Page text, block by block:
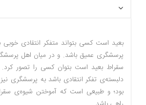
بعید است کسی بتواند متفکر انتقادی خوبی
پرسشگری عمیق باشد. و در میان اهل
سقراط بعید است بتوان کسی را تصور
دلبسته‌ی تفکر انتقادی باشد به پرسشگری
بود؛ و طبیعی است که آموختن شیوه‌ی